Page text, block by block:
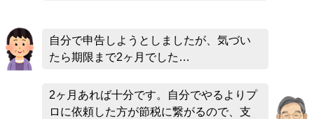
自分で申告しようとしましたが、気づい
たら期限まで2ヶ月でした…
2ヶ月あれば十分です。自分でやるよりプ
ロに依頼した方が節税に繋がるので、支